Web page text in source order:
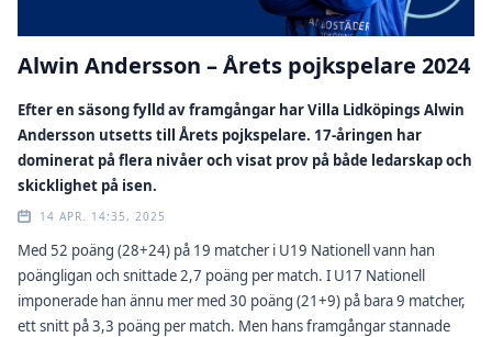
Alwin Andersson – Årets pojkspelare 2024
Efter en säsong fylld av framgångar har Villa Lidköpings Alwin
Andersson utsetts till Årets pojkspelare. 17-åringen har
dominerat på flera nivåer och visat prov på både ledarskap och
skicklighet på isen.
14 APR. 14:35, 2025
Med 52 poäng (28+24) på 19 matcher i U19 Nationell vann han
poängligan och snittade 2,7 poäng per match. I U17 Nationell
imponerade han ännu mer med 30 poäng (21+9) på bara 9 matcher,
ett snitt på 3,3 poäng per match. Men hans framgångar stannade